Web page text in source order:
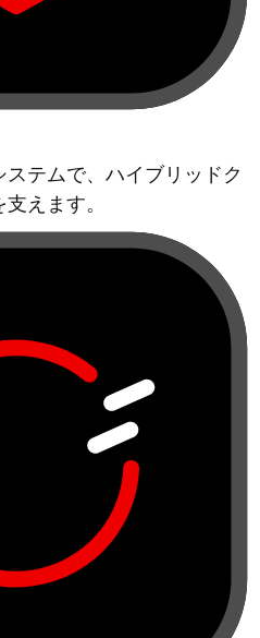
テムで、ハイブリッドク
えます。